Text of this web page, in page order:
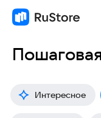
Интересное